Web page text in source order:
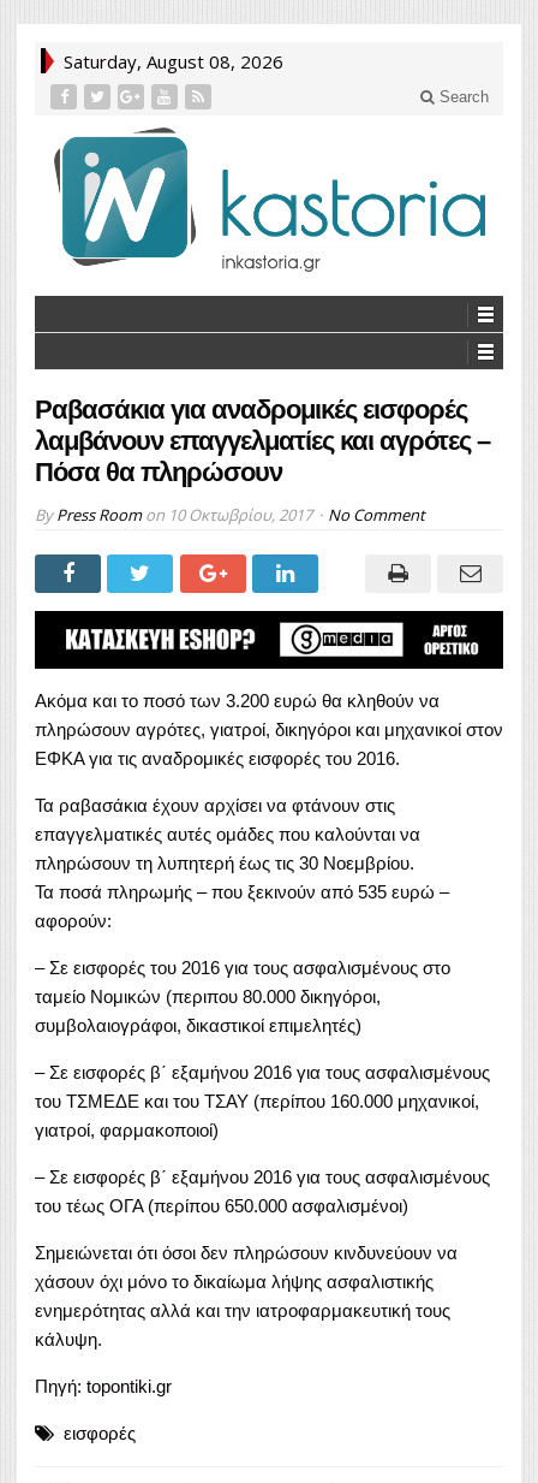
Saturday, August 08, 2026
Search
Ραβασάκια για αναδρομικές εισφορές
λαμβάνουν επαγγελματίες και αγρότες –
Πόσα θα πληρώσουν
ByPress Roomon 10 Οκτωβρίου, 2017 No Comment
Ακόμα και το ποσό των 3.200 ευρώ θα κληθούν να
πληρώσουν αγρότες, γιατροί, δικηγόροι και μηχανικοί στον
ΕΦΚΑ για τις αναδρομικές εισφορές του 2016.
Τα ραβασάκια έχουν αρχίσει να φτάνουν στις
επαγγελματικές αυτές ομάδες που καλούνται να
πληρώσουν τη λυπητερή έως τις 30 Νοεμβρίου.
Τα ποσά πληρωμής – που ξεκινούν από 535 ευρώ –
αφορούν:
– Σε εισφορές του 2016 για τους ασφαλισμένους στο
ταμείο Νομικών (περιπου 80.000 δικηγόροι,
συμβολαιογράφοι, δικαστικοί επιμελητές)
– Σε εισφορές β΄ εξαμήνου 2016 για τους ασφαλισμένους
του ΤΣΜΕΔΕ και του ΤΣΑΥ (περίπου 160.000 μηχανικοί,
γιατροί, φαρμακοποιοί)
– Σε εισφορές β΄ εξαμήνου 2016 για τους ασφαλισμένους
του τέως ΟΓΑ (περίπου 650.000 ασφαλισμένοι)
Σημειώνεται ότι όσοι δεν πληρώσουν κινδυνεύουν να
χάσουν όχι μόνο το δικαίωμα λήψης ασφαλιστικής
ενημερότητας αλλά και την ιατροφαρμακευτική τους
κάλυψη.
Πηγή: topontiki.gr
εισφορές